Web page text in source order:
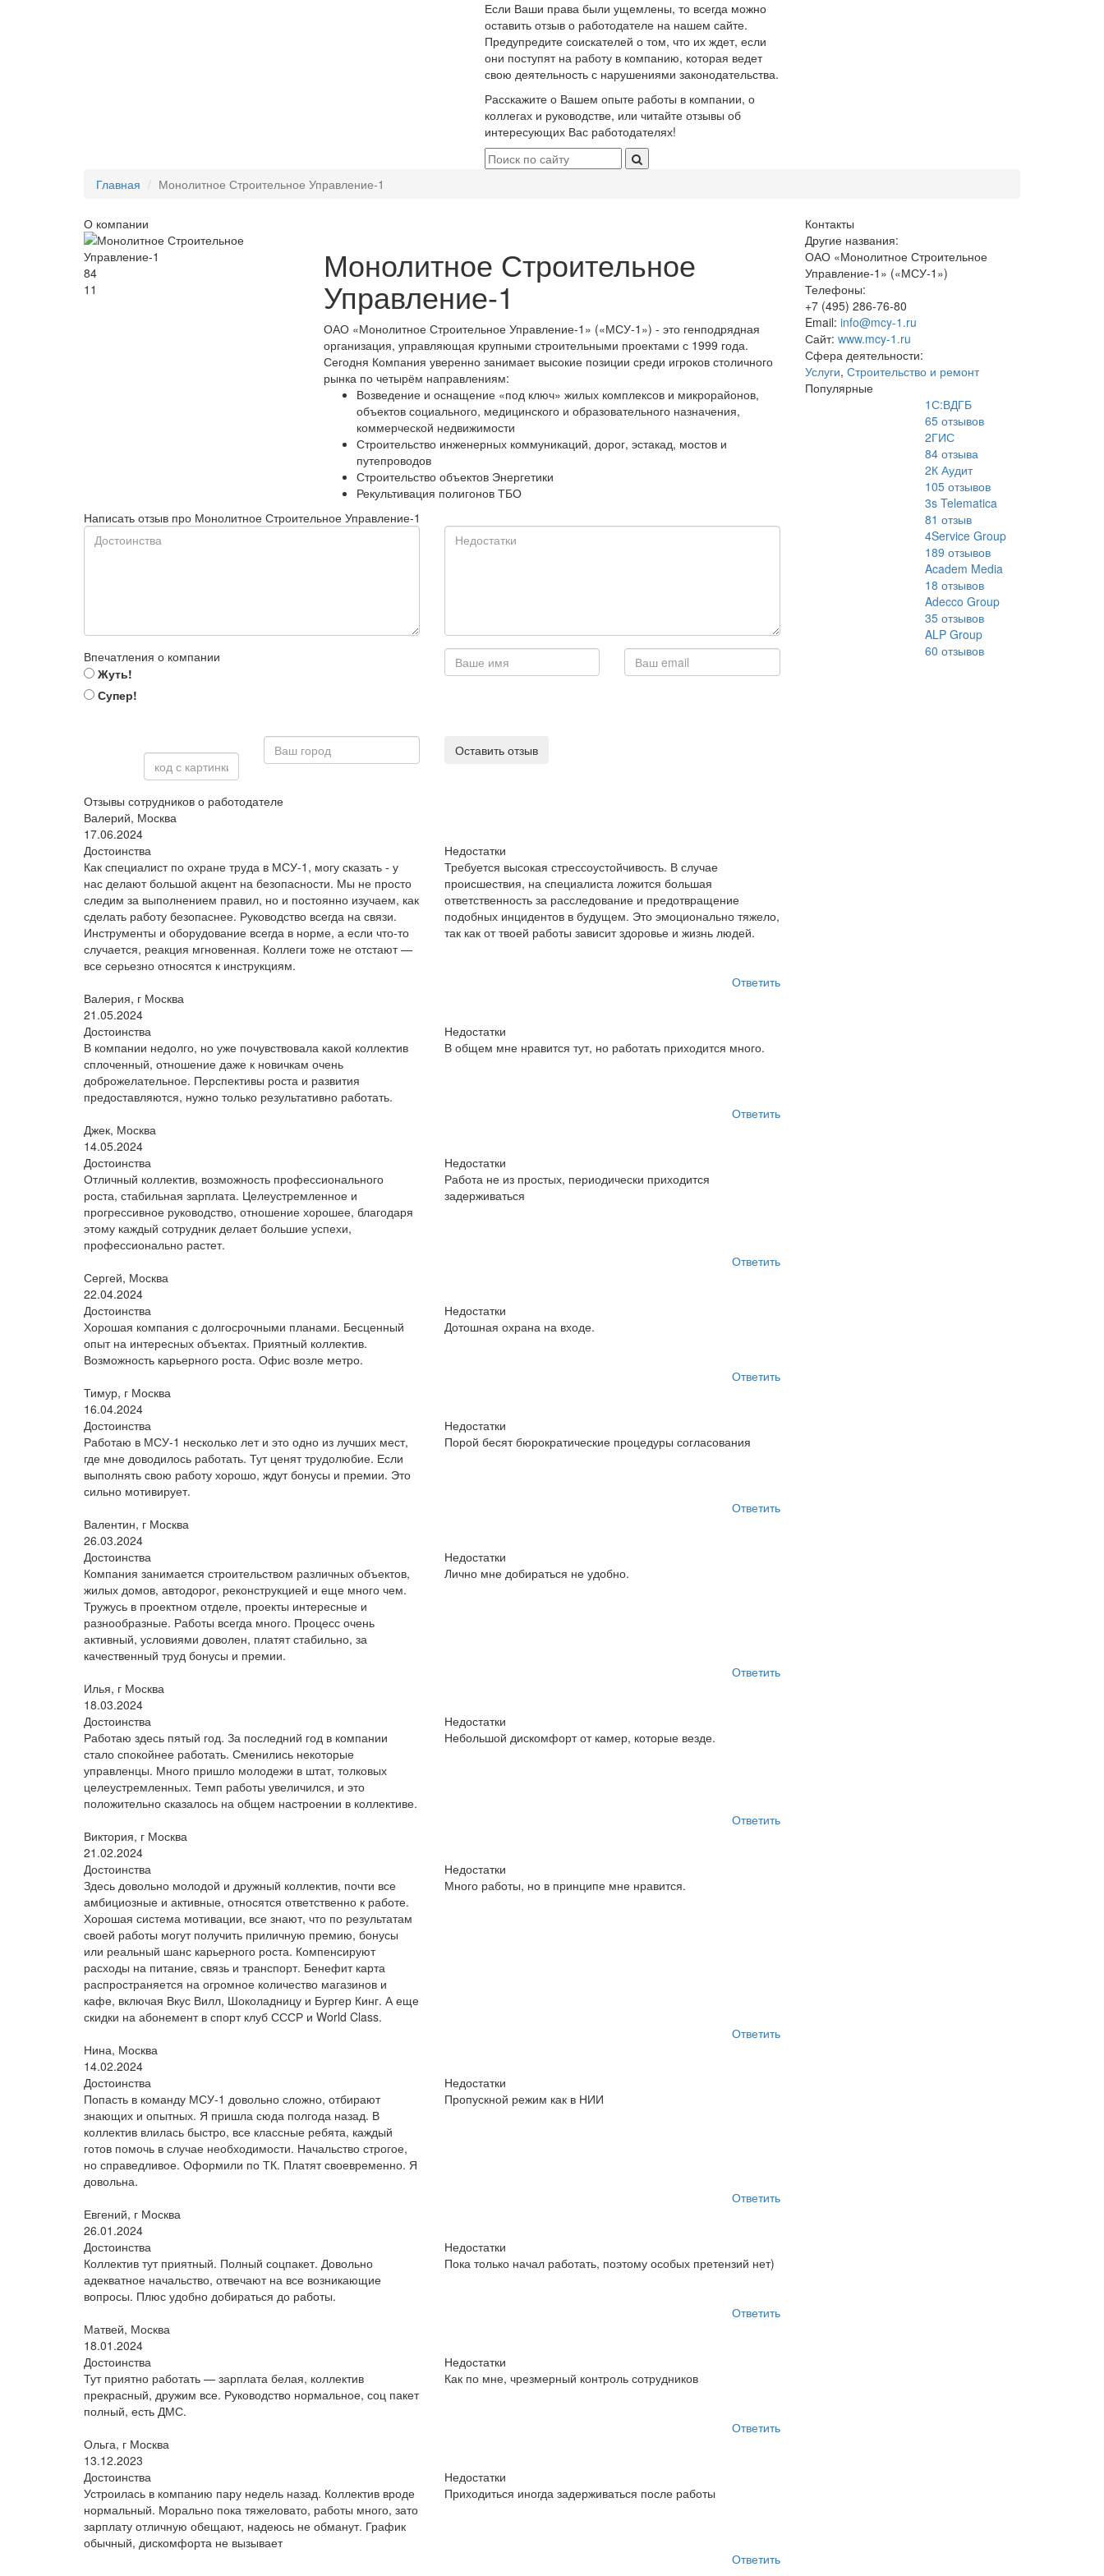
Если Ваши права были ущемлены, то всегда можно
оставить отзыв о работодателе на нашем сайте.
Предупредите соискателей о том, что их ждет, если
они поступят на работу в компанию, которая ведет
свою деятельность с нарушениями законодательства.
Расскажите о Вашем опыте работы в компании, о
коллегах и руководстве, или читайте отзывы об
интересующих Вас работодателях!
Главная Монолитное Строительное Управление-1
О компании
84
11
Монолитное Строительное
Управление-1
ОАО «Монолитное Строительное Управление-1» («МСУ-1») - это генподрядная
организация, управляющая крупными строительными проектами с 1999 года.
Сегодня Компания уверенно занимает высокие позиции среди игроков столичного
рынка по четырём направлениям:
Возведение и оснащение «под ключ» жилых комплексов и микрорайонов,
объектов социального, медицинского и образовательного назначения,
коммерческой недвижимости
Строительство инженерных коммуникаций, дорог, эстакад, мостов и
путепроводов
Строительство объектов Энергетики
Рекультивация полигонов ТБО
Написать отзыв про Монолитное Строительное Управление-1
Впечатления о компании
Жуть!
Супер!
Оставить отзыв
Отзывы сотрудников о работодателе
Валерий, Москва
17.06.2024
Достоинства
Как специалист по охране труда в МСУ-1, могу сказать - у
нас делают большой акцент на безопасности. Мы не просто
следим за выполнением правил, но и постоянно изучаем, как
сделать работу безопаснее. Руководство всегда на связи.
Инструменты и оборудование всегда в норме, а если что-то
случается, реакция мгновенная. Коллеги тоже не отстают —
все серьезно относятся к инструкциям.
Недостатки
Требуется высокая стрессоустойчивость. В случае
происшествия, на специалиста ложится большая
ответственность за расследование и предотвращение
подобных инцидентов в будущем. Это эмоционально тяжело,
так как от твоей работы зависит здоровье и жизнь людей.
Ответить
Валерия, г Москва
21.05.2024
Достоинства
В компании недолго, но уже почувствовала какой коллектив
сплоченный, отношение даже к новичкам очень
доброжелательное. Перспективы роста и развития
предоставляются, нужно только результативно работать.
Недостатки
В общем мне нравится тут, но работать приходится много.
Ответить
Джек, Москва
14.05.2024
Достоинства
Отличный коллектив, возможность профессионального
роста, стабильная зарплата. Целеустремленное и
прогрессивное руководство, отношение хорошее, благодаря
этому каждый сотрудник делает большие успехи,
профессионально растет.
Недостатки
Работа не из простых, периодически приходится
задерживаться
Ответить
Сергей, Москва
22.04.2024
Достоинства
Хорошая компания с долгосрочными планами. Бесценный
опыт на интересных объектах. Приятный коллектив.
Возможность карьерного роста. Офис возле метро.
Недостатки
Дотошная охрана на входе.
Ответить
Тимур, г Москва
16.04.2024
Достоинства
Работаю в МСУ-1 несколько лет и это одно из лучших мест,
где мне доводилось работать. Тут ценят трудолюбие. Если
выполнять свою работу хорошо, ждут бонусы и премии. Это
сильно мотивирует.
Недостатки
Порой бесят бюрократические процедуры согласования
Ответить
Валентин, г Москва
26.03.2024
Достоинства
Компания занимается строительством различных объектов,
жилых домов, автодорог, реконструкцией и еще много чем.
Тружусь в проектном отделе, проекты интересные и
разнообразные. Работы всегда много. Процесс очень
активный, условиями доволен, платят стабильно, за
качественный труд бонусы и премии.
Недостатки
Лично мне добираться не удобно.
Ответить
Илья, г Москва
18.03.2024
Достоинства
Работаю здесь пятый год. За последний год в компании
стало спокойнее работать. Сменились некоторые
управленцы. Много пришло молодежи в штат, толковых
целеустремленных. Темп работы увеличился, и это
положительно сказалось на общем настроении в коллективе.
Недостатки
Небольшой дискомфорт от камер, которые везде.
Ответить
Виктория, г Москва
21.02.2024
Достоинства
Здесь довольно молодой и дружный коллектив, почти все
амбициозные и активные, относятся ответственно к работе.
Хорошая система мотивации, все знают, что по результатам
своей работы могут получить приличную премию, бонусы
или реальный шанс карьерного роста. Компенсируют
расходы на питание, связь и транспорт. Бенефит карта
распространяется на огромное количество магазинов и
кафе, включая Вкус Вилл, Шоколадницу и Бургер Кинг. А еще
скидки на абонемент в спорт клуб СССР и World Class.
Недостатки
Много работы, но в принципе мне нравится.
Ответить
Нина, Москва
14.02.2024
Достоинства
Попасть в команду МСУ-1 довольно сложно, отбирают
знающих и опытных. Я пришла сюда полгода назад. В
коллектив влилась быстро, все классные ребята, каждый
готов помочь в случае необходимости. Начальство строгое,
но справедливое. Оформили по ТК. Платят своевременно. Я
довольна.
Недостатки
Пропускной режим как в НИИ
Ответить
Евгений, г Москва
26.01.2024
Достоинства
Коллектив тут приятный. Полный соцпакет. Довольно
адекватное начальство, отвечают на все возникающие
вопросы. Плюс удобно добираться до работы.
Недостатки
Пока только начал работать, поэтому особых претензий нет)
Ответить
Матвей, Москва
18.01.2024
Достоинства
Тут приятно работать — зарплата белая, коллектив
прекрасный, дружим все. Руководство нормальное, соц пакет
полный, есть ДМС.
Недостатки
Как по мне, чрезмерный контроль сотрудников
Ответить
Ольга, г Москва
13.12.2023
Достоинства
Устроилась в компанию пару недель назад. Коллектив вроде
нормальный. Морально пока тяжеловато, работы много, зато
зарплату отличную обещают, надеюсь не обманут. График
обычный, дискомфорта не вызывает
Недостатки
Приходиться иногда задерживаться после работы
Ответить
Контакты
Другие названия:
ОАО «Монолитное Строительное
Управление-1» («МСУ-1»)
Телефоны:
+7 (495) 286-76-80
Email: info@mcy-1.ru
Сайт: www.mcy-1.ru
Сфера деятельности:
Услуги, Строительство и ремонт
Популярные
1С:ВДГБ
65отзывов
2ГИС
84отзыва
2К Аудит
105отзывов
3s Telematica
81 отзыв
4Service Group
189 отзывов
Academ Media
18 отзывов
Adecco Group
35отзывов
ALP Group
60 отзывов